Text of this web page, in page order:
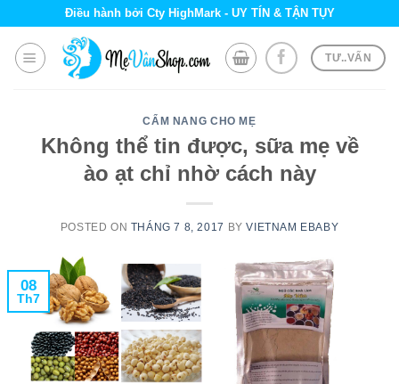
content
Điều hành bởi Cty HighMark - UY TÍN & TẬN TỤY
TƯ..VẤN
CẨM NANG CHO MẸ
Không thể tin được, sữa mẹ về
ào ạt chỉ nhờ cách này
POSTED ON THÁNG 7 8, 2017 BYVIETNAM EBABY
08
Th7